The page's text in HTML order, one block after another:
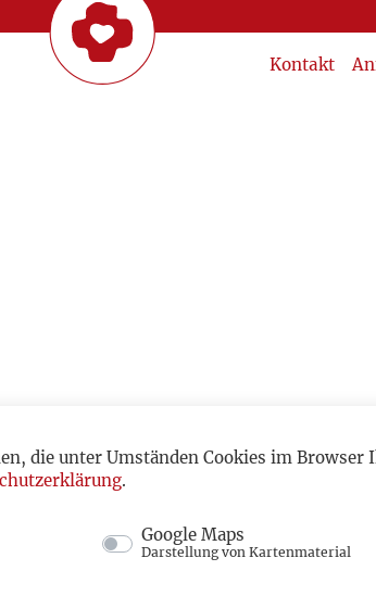
Kontakt
die unter Umständen Cookies im Browser
.
Google Maps
Darstellung von Kartenmaterial